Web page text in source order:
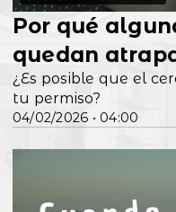
04/02/2026 • 04:00
Por qué
quedan
¿Es posible que el
tu permiso?